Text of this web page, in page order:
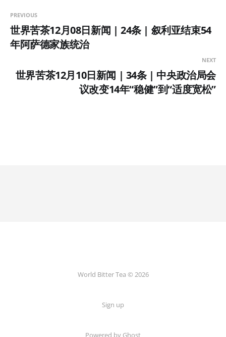
PREVIOUS
世界苦茶12月08日新闻 | 24条 | 叙利亚结束54
年阿萨德家族统治
NEXT
世界苦茶12月10日新闻 | 34条 | 中央政治局会
议改变14年“稳健”到“适度宽松”
World Bitter Tea © 2026
Sign up